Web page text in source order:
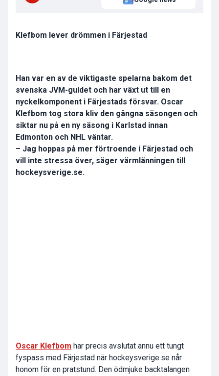
Klefbom lever drömmen i Färjestad
Han var en av de viktigaste spelarna bakom det
svenska JVM-guldet och har växt ut till en
nyckelkomponent i Färjestads försvar. Oscar
Klefbom tog stora kliv den gångna säsongen och
siktar nu på en ny säsong i Karlstad innan
Edmonton och NHL väntar.
– Jag hoppas på mer förtroende i Färjestad och
vill inte stressa över, säger värmlänningen till
hockeysverige.se.
Oscar Klefbom har precis avslutat ännu ett tungt
fyspass med Färjestad när hockeysverige.se når
honom för en pratstund. Den ödmjuke backtalangen